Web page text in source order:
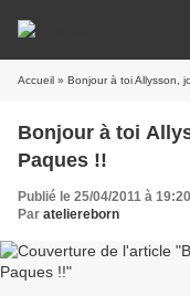
Accueil » Bonjour à toi Allysson,
Bonjour à toi
Paques !!
Publié le 25/04/2011 à 19:20
Par ateliereborn